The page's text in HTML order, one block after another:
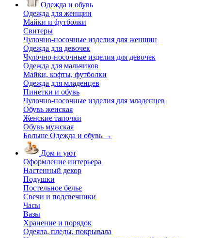
Одежда и обувь
Одежда для женщин
Майки и футболки
Свитеры
Чулочно-носочные изделия для женщин
Одежда для девочек
Чулочно-носочные изделия для девочек
Одежда для мальчиков
Майки, кофты, футболки
Одежда для младенцев
Пинетки и обувь
Чулочно-носочные изделия для младенцев
Обувь женская
Женские тапочки
Обувь мужская
Больше Одежда и обувь →
Дом и уют
Оформление интерьера
Настенный декор
Подушки
Постельное белье
Свечи и подсвечники
Часы
Вазы
Хранение и порядок
Одеяла, пледы, покрывала